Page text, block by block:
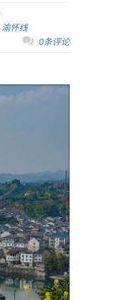
渝怀线
0条评论